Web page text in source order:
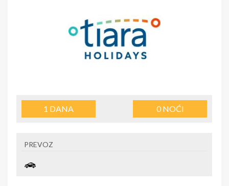
1 DANA 0NOĆI
PREVOZ